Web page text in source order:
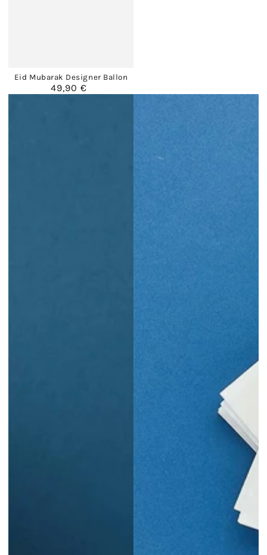
Eid Mubarak Designer Ballon
Regulärer
49,90 €